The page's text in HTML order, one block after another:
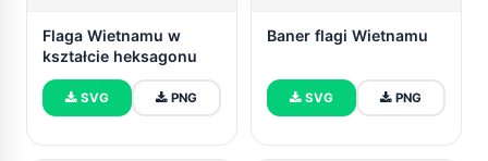
Flaga Wietnamu w
kształcie heksagonu
SVG PNG
Baner flagi Wietnamu
SVG PNG